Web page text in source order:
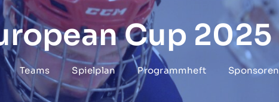
Cup 2025
Teams Spielplan Programmheft Sponsoren